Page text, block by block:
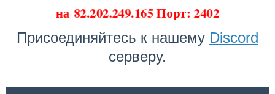
на82.202.249.165 Порт: 2402
Присоединяйтесь к нашему Discord
серверу.